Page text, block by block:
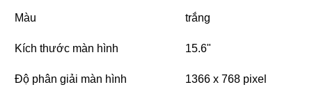
Màu trắng
Kích thước màn hình 15.6"
Độ phân giải màn hình 1366 x 768 pixel